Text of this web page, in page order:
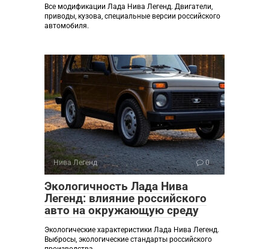
Все модификации Лада Нива Легенд. Двигатели,
приводы, кузова, специальные версии российского
автомобиля.
Нива Легенд 0
Экологичность Лада Нива
Легенд: влияние российского
авто на окружающую среду
Экологические характеристики Лада Нива Легенд.
Выбросы, экологические стандарты российского